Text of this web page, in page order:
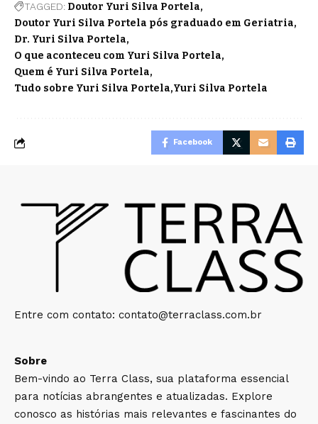
TAGGED: Doutor Yuri Silva Portela
Doutor Yuri Silva Portela pós graduado em Geriatria
Dr. Yuri Silva Portela
O que aconteceu com Yuri Silva Portela
Quem é Yuri Silva Portela
Tudo sobre Yuri Silva Portela Yuri Silva Portela
Facebook
Entre com contato: contato@terraclass.com.br
Sobre
Bem-vindo ao Terra Class, sua plataforma essencial
para notícias abrangentes e atualizadas. Explore
conosco as histórias mais relevantes e fascinantes do